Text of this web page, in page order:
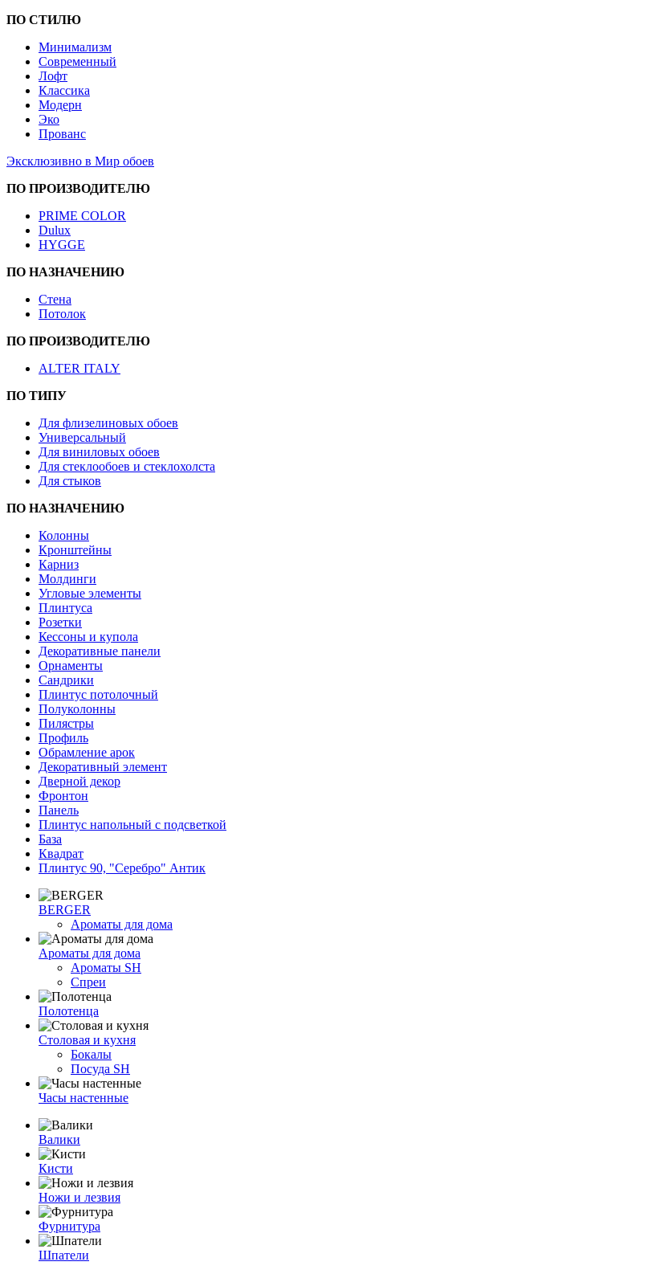
ПО СТИЛЮ
Минимализм
Современный
Лофт
Классика
Модерн
Эко
Прованс
Эксклюзивно в Мир обоев
ПО ПРОИЗВОДИТЕЛЮ
PRIME COLOR
Dulux
HYGGE
ПО НАЗНАЧЕНИЮ
Стена
Потолок
ПО ПРОИЗВОДИТЕЛЮ
ALTER ITALY
ПО ТИПУ
Для флизелиновых обоев
Универсальный
Для виниловых обоев
Для стеклообоев и стеклохолста
Для стыков
ПО НАЗНАЧЕНИЮ
Колонны
Кронштейны
Карниз
Молдинги
Угловые элементы
Плинтуса
Розетки
Кессоны и купола
Декоративные панели
Орнаменты
Сандрики
Плинтус потолочный
Полуколонны
Пилястры
Профиль
Обрамление арок
Декоративный элемент
Дверной декор
Фронтон
Панель
Плинтус напольный с подсветкой
База
Квадрат
Плинтус 90, "Серебро" Антик
BERGER
Ароматы для дома
Ароматы для дома
Ароматы SH
Спреи
Полотенца
Столовая и кухня
Бокалы
Посуда SH
Часы настенные
Валики
Кисти
Ножи и лезвия
Фурнитура
Шпатели